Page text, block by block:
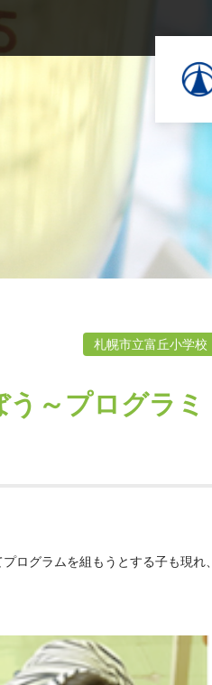
札幌市立富丘小学校
～プログラミ
ログラムを組もうとする子も現れ、